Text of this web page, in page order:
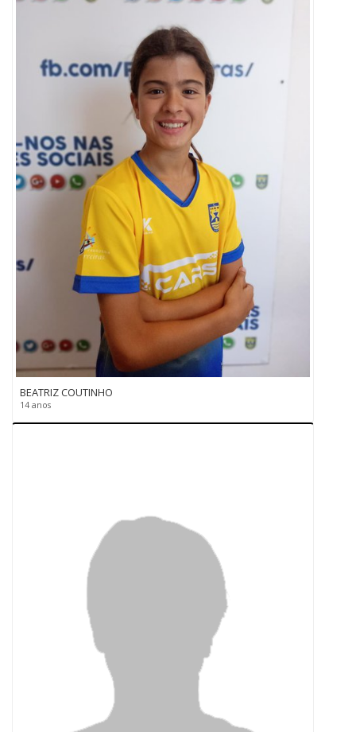
BEATRIZ COUTINHO
14 anos